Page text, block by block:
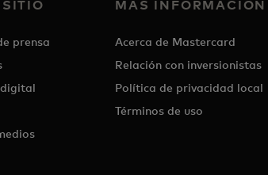
prensa
MÁS INFORMACIÓN
Acerca de Mastercard
Relación con inversionistas
Política de privacidad local
Términos de uso